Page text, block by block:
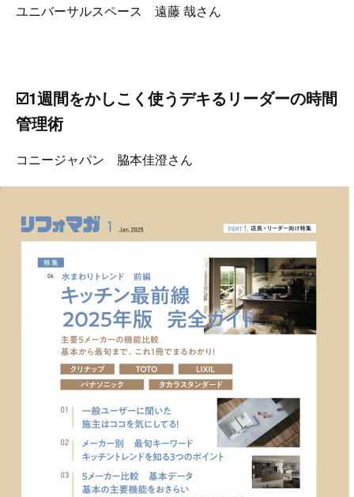
ユニバーサルスペース 遠藤 哉さん
☑️1週間をかしこく使うデキるリーダーの時間
管理術
コニージャパン 脇本佳澄さん